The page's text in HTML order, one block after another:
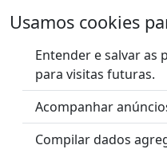
Usamos cookies
Entender e salvar as
para visitas futuras.
Acompanhar
Compilar dados